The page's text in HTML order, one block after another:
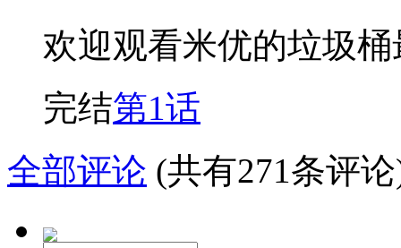
欢迎观看米优的垃圾桶
完结第1话
全部评论 (共有271条评